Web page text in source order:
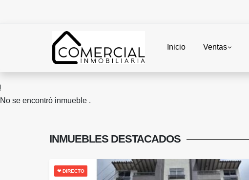
Inicio Ventas
No se encontró inmueble .
INMUEBLES DESTACADOS
❤ DIRECTO